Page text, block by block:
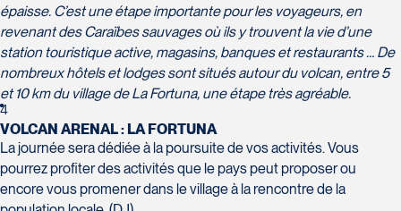
épaisse. C’est une étape importante pour les voyageurs, en
revenant des Caraïbes sauvages où ils y trouvent la vie d’une
station touristique active, magasins, banques et restaurants … De
nombreux hôtels et lodges sont situés autour du volcan, entre 5
et 10 km du village de La Fortuna, une étape très agréable.
4
VOLCAN ARENAL : LA FORTUNA
La journée sera dédiée à la poursuite de vos activités. Vous
pourrez profiter des activités que le pays peut proposer ou
encore vous promener dans le village à la rencontre de la
Voyages Boislard Poirier
2840 Boulevard Laframboise
Saint-Hyacinthe
J2S 4Z1
Tél :450-774-6436 / 1-800-561-2967
Québec
G1V 4T3
Tél :418-653-9200 / 1-844-869-2439
Voyages CAA Québec
500 rue Bouvier - Suite 202